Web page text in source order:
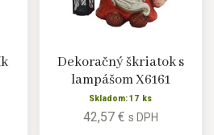
Dekoračný škriatok s
lampášom X6161
Skladom: 17 ks
42,57 € s DPH